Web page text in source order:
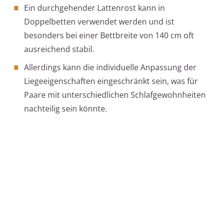
Ein durchgehender Lattenrost kann in
Doppelbetten verwendet werden und ist
besonders bei einer Bettbreite von 140 cm oft
ausreichend stabil.
Allerdings kann die individuelle Anpassung der
Liegeeigenschaften eingeschränkt sein, was für
Paare mit unterschiedlichen Schlafgewohnheiten
nachteilig sein könnte.